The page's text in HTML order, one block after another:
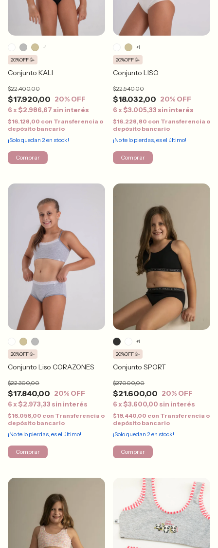
Conjunto KALI
$17.920,00
$22.400,00
20% OFF
6 x$2.986,67 sin interés
20%OFF 🥳
$16.128,00 con Transferencia o
depósito bancario
¡Solo quedan 2 en stock!
+1
Comprar
Conjunto LISO
$18.032,00
$22.540,00
20% OFF
6 x$3.005,33 sin interés
20%OFF 🥳
$16.228,80 con Transferencia o
depósito bancario
¡No te lo pierdas, es el último!
+1
Comprar
Conjunto Liso CORAZONES
$17.840,00
$22.300,00
20% OFF
6 x$2.973,33 sin interés
20%OFF 🥳
$16.056,00 con Transferencia o
depósito bancario
¡No te lo pierdas, es el último!
Comprar
Conjunto SPORT
$21.600,00
$27.000,00
20% OFF
6 x$3.600,00 sin interés
20%OFF 🥳
$19.440,00 con Transferencia o
depósito bancario
¡Solo quedan 2 en stock!
+1
Comprar